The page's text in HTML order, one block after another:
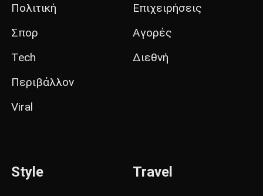
Πολιτική
Σπορ
Tech
Περιβάλλον
Viral
Επιχειρήσεις
Αγορές
Διεθνή
Style Travel